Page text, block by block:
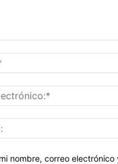
nombre, correo